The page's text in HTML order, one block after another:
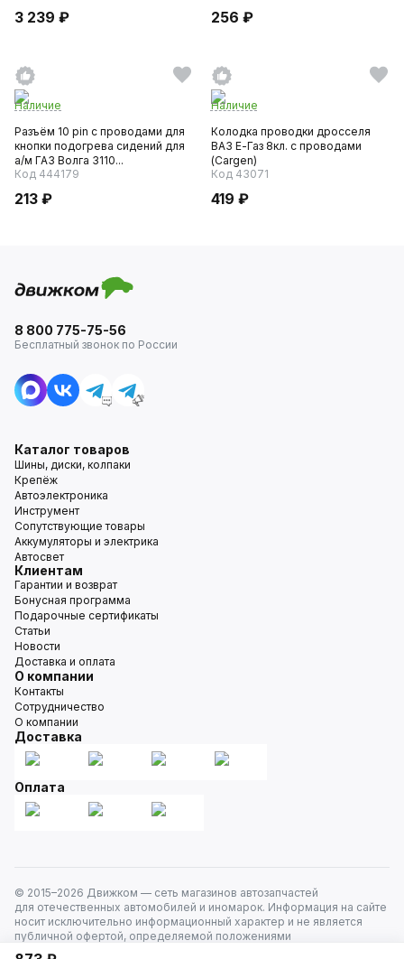
3 239 ₽ 256 ₽
Наличие
Разъём 10 pin с проводами для
кнопки подогрева сидений для
а/м ГАЗ Волга 3110...
Код 444179
213 ₽
Наличие
Колодка проводки дросселя
ВАЗ Е-Газ 8кл. с проводами
(Cargen)
Код 43071
419 ₽
8 800 775-75-56
Бесплатный звонок по России
Каталог товаров
Шины, диски, колпаки
Крепёж
Автоэлектроника
Инструмент
Сопутствующие товары
Аккумуляторы и электрика
Автосвет
Клиентам
Гарантии и возврат
Бонусная программа
Подарочные сертификаты
Статьи
Новости
Доставка и оплата
О компании
Контакты
Сотрудничество
О компании
Доставка
Оплата
© 2015–2026 Движком — сеть магазинов автозапчастей
для отечественных автомобилей и иномарок. Информация на сайте
носит исключительно информационный характер и не является
публичной офертой, определяемой положениями